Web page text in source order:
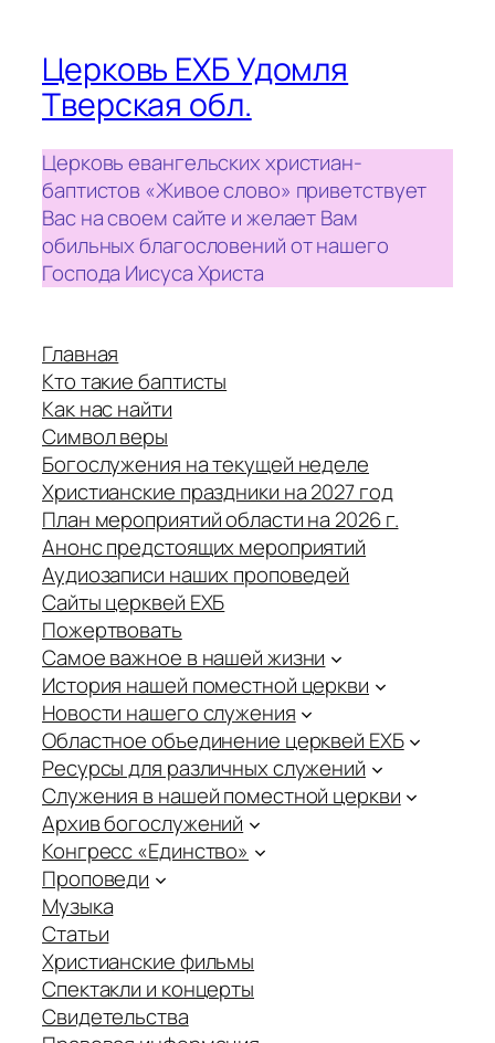
Церковь ЕХБ Удомля
Тверская обл.
Церковь евангельских христиан-
баптистов «Живое слово» приветствует
Вас на своем сайте и желает Вам
обильных благословений от нашего
Господа Иисуса Христа
Главная
Кто такие баптисты
Как нас найти
Символ веры
Богослужения на текущей неделе
Христианские праздники на 2027 год
План мероприятий области на 2026 г.
Анонс предстоящих мероприятий
Аудиозаписи наших проповедей
Сайты церквей ЕХБ
Пожертвовать
Самое важное в нашей жизни
История нашей поместной церкви
Новости нашего служения
Областное объединение церквей ЕХБ
Ресурсы для различных служений
Служения в нашей поместной церкви
Архив богослужений
Конгресс «Единство»
Проповеди
Музыка
Статьи
Христианские фильмы
Спектакли и концерты
Свидетельства